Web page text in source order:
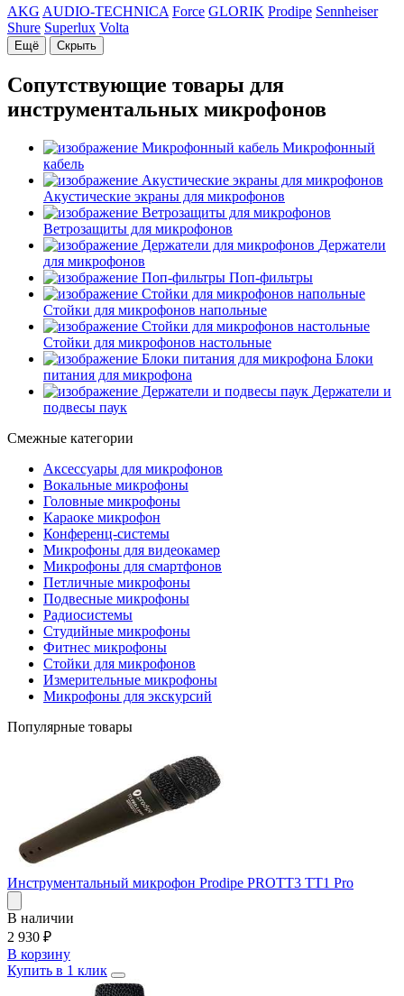
AKG AUDIO-TECHNICA Force GLORIK Prodipe Sennheiser
Shure Superlux Volta
Ещё Скрыть
Сопутствующие товары для
инструментальных микрофонов
Микрофонный
кабель
Акустические экраны для микрофонов
Ветрозащиты для микрофонов
Держатели
для микрофонов
Поп-фильтры
Стойки для микрофонов напольные
Стойки для микрофонов настольные
Блоки
питания для микрофона
Держатели и
подвесы паук
Смежные категории
Аксессуары для микрофонов
Вокальные микрофоны
Головные микрофоны
Караоке микрофон
Конференц-системы
Микрофоны для видеокамер
Микрофоны для смартфонов
Петличные микрофоны
Подвесные микрофоны
Радиосистемы
Студийные микрофоны
Фитнес микрофоны
Стойки для микрофонов
Измерительные микрофоны
Микрофоны для экскурсий
Популярные товары
Инструментальный микрофон Prodipe PROTT3 TT1 Pro
В наличии
2 930 ₽
В корзину
Купить в 1 клик